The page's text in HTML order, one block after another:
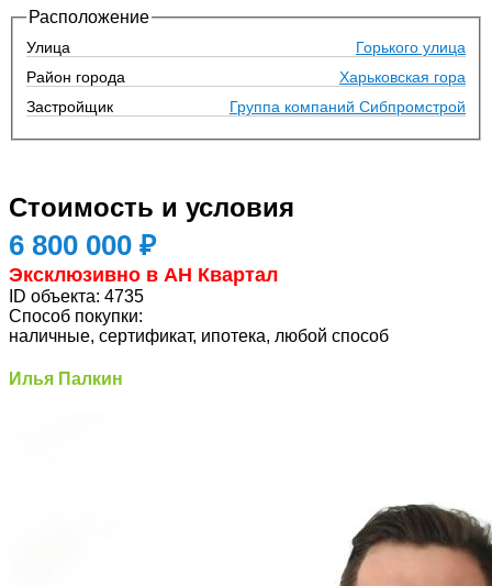
Расположение
Улица
Горького улица
Район города
Харьковская гора
Застройщик
Группа компаний Сибпромстрой
Стоимость и условия
6 800 000 ₽
Эксклюзивно в АН Квартал
ID объекта: 4735
Способ покупки:
наличные, сертификат, ипотека, любой способ
Илья Палкин